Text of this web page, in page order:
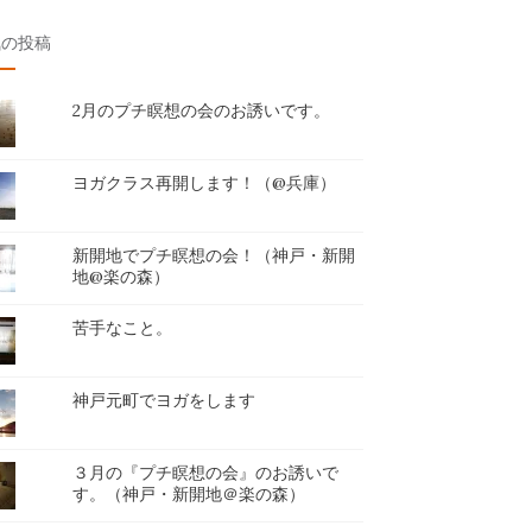
投稿
2月のプチ瞑想の会のお誘いです。
ヨガクラス再開します！（@兵庫）
新開地でプチ瞑想の会！（神戸・新開
地@楽の森）
苦手なこと。
神戸元町でヨガをします
３月の『プチ瞑想の会』のお誘いで
す。（神戸・新開地＠楽の森）